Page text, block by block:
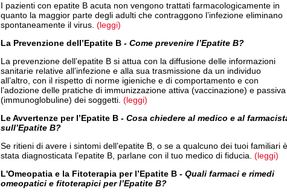
I pazienti con epatite B acuta non vengono trattati farmacologicamente in
quanto la maggior parte degli adulti che contraggono l’infezione eliminano
spontaneamente il virus. (leggi)
La Prevenzione dell’Epatite B - Come prevenire l’Epatite B?
La prevenzione dell’epatite B si attua con la diffusione delle informazioni
sanitarie relative all’infezione e alla sua trasmissione da un individuo
all’altro, con il rispetto di norme igieniche e di comportamento e con
l’adozione delle pratiche di immunizzazione attiva (vaccinazione) e passiva
(immunoglobuline) dei soggetti. (leggi)
Le Avvertenze per l’Epatite B - Cosa chiedere al medico e al
sull’Epatite B?
Se ritieni di avere i sintomi dell’epatite B, o se a qualcuno dei tuoi familiari è
stata diagnosticata l’epatite B, parlane con il tuo medico di fiducia. (leggi)
L'Omeopatia e la Fitoterapia per l’Epatite B - Quali farmaci e rimedi
omeopatici e fitoterapici per l’Epatite B?